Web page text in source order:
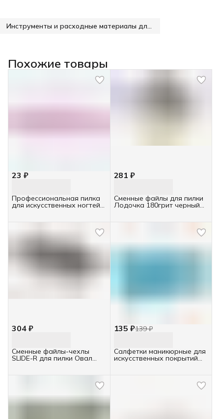
Инструменты и расходные материалы для маникюра
Похожие товары
23 ₽
Профессиональная пилка
для искусственных ногтей
281 ₽
Сменные файлы для пилки
Лодочка 180грит черный
304 ₽
Сменные файлы-чехлы
SLIDE-R для пилки Овал
135 ₽139 ₽
Салфетки маникюрные для
искусственных покрытий